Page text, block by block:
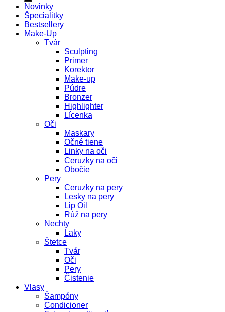
Novinky
Špecialitky
Bestsellery
Make-Up
Tvár
Sculpting
Primer
Korektor
Make-up
Púdre
Bronzer
Highlighter
Lícenka
Oči
Maskary
Očné tiene
Linky na oči
Ceruzky na oči
Obočie
Pery
Ceruzky na pery
Lesky na pery
Lip Oil
Rúž na pery
Nechty
Laky
Štetce
Tvár
Oči
Pery
Čistenie
Vlasy
Šampóny
Condicioner